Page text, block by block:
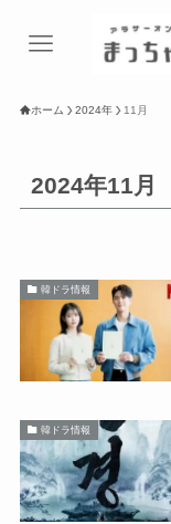
ホーム 2024年 11月
2024年11月
韓ドラ情報
韓ドラ情報